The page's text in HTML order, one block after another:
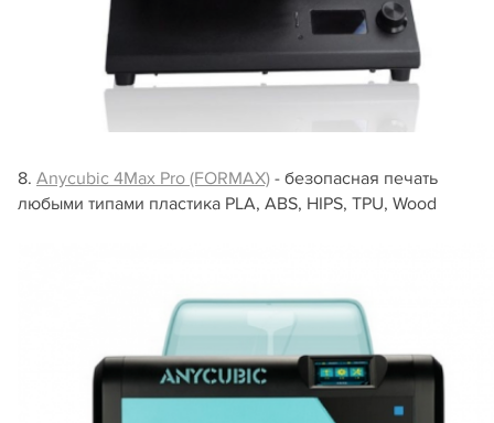
8. Anycubic 4Max Pro (FORMAX) - безопасная печать
любыми типами пластика PLA, ABS, HIPS, TPU, Wood